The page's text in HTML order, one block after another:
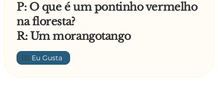
P: O que é um pontinho vermelho
na floresta?
R: Um morangotango
👍🏼